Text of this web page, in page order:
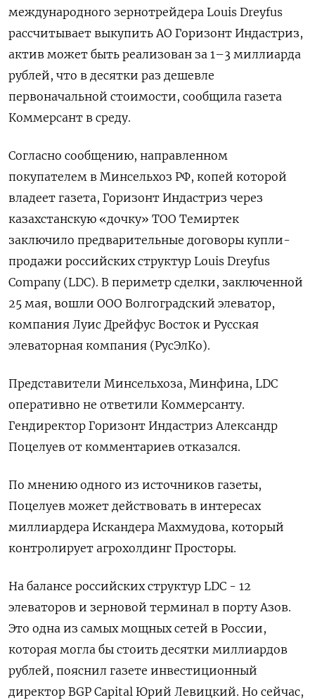
международного зернотрейдера Louis Dreyfus
рассчитывает выкупить АО Горизонт Индастриз,
актив может быть реализован за 1–3 миллиарда
рублей, что в десятки раз ‌дешевле
первоначальной стоимости, сообщила газета
Коммерсант в среду.
Согласно сообщению, направленном
покупателем в Минсельхоз РФ, копей которой
владеет газета, Горизонт Индастриз через
казахстанскую «дочку» ТОО Темиртек
заключило предварительные договоры ​купли-
продажи российских структур Louis ​Dreyfus
Company (LDС). В ​периметр сделки, ⁠заключенной
25 мая, вошли ООО Волгоградский элеватор,
компания ‌Луис Дрейфус Восток и Русская
элеваторная компания (РусЭлКо).
Представители ‌Минсельхоза, Минфина, LDC
оперативно не ответили Коммерсанту.
Гендиректор Горизонт Индастриз Александр
Поцелуев от ​комментариев отказался.
По мнению одного из источников газеты,
Поцелуев может действовать ‌в интересах
миллиардера Искандера Махмудова, который
контролирует агрохолдинг Просторы.
На балансе российских ​структур LDC - 12
элеваторов и зерновой терминал в порту Азов.
Это ‌одна из самых мощных сетей в России,
которая могла бы стоить десятки миллиардов
рублей, пояснил газете инвестиционный
директор BGP Capital ​Юрий Левицкий. Но сейчас, ​